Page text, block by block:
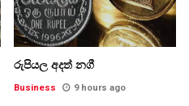
රුපියල අදත් නගී
Business 9 hours ago